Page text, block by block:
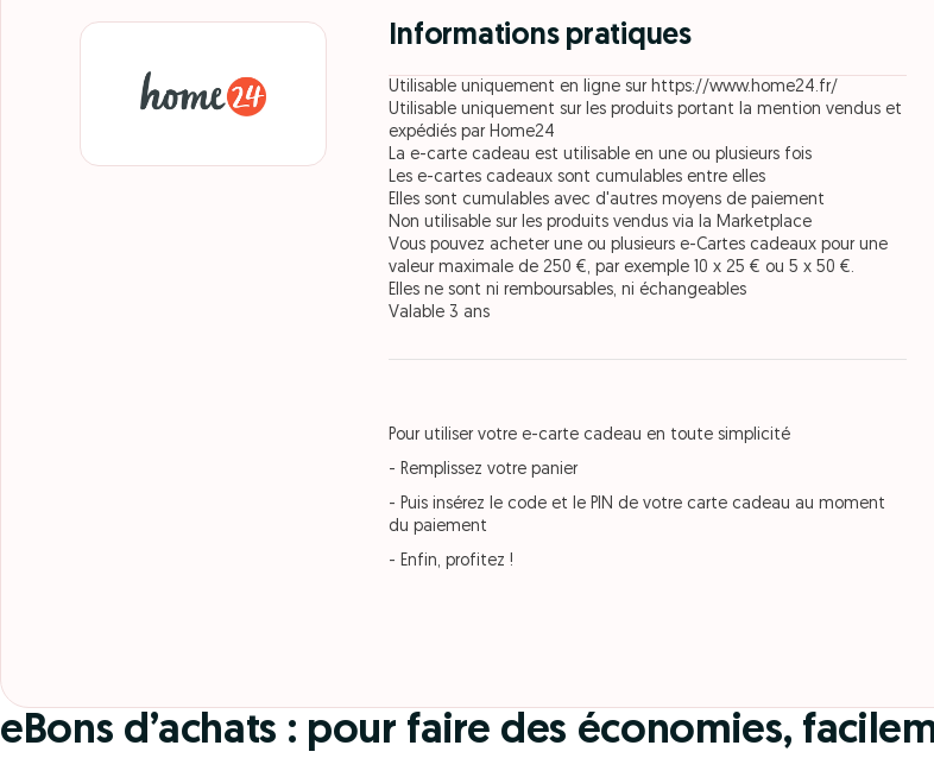
Informations pratiques
Utilisable uniquement en ligne sur https://www.home24.fr/
Utilisable uniquement sur les produits portant la mention vendus et
expédiés par Home24
La e-carte cadeau est utilisable en une ou plusieurs fois
Les e-cartes cadeaux sont cumulables entre elles
Elles sont cumulables avec d'autres moyens de paiement
Non utilisable sur les produits vendus via la Marketplace
Vous pouvez acheter une ou plusieurs e-Cartes cadeaux pour une
valeur maximale de 250 €, par exemple 10 x 25 € ou 5 x 50 €.
Elles ne sont ni remboursables, ni échangeables
Valable 3 ans
Pour utiliser votre e-carte cadeau en toute simplicité
- Remplissez votre panier
- Puis insérez le code et le PIN de votre carte cadeau au moment
du paiement
- Enfin, profitez !
eBons d’achats : pour faire des économies,